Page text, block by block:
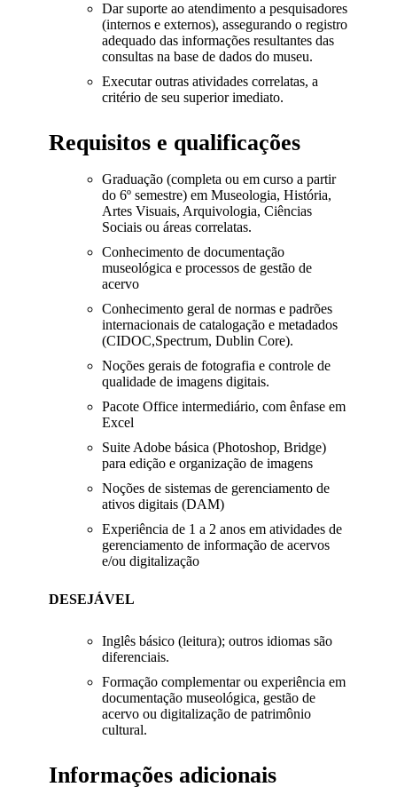
Dar suporte ao atendimento a pesquisadores
(internos e externos), assegurando o registro
adequado das informações resultantes das
consultas na base de dados do museu.
Executar outras atividades correlatas, a
critério de seu superior imediato.
Requisitos e qualificações
Graduação (completa ou em curso a partir
do 6º semestre) em Museologia, História,
Artes Visuais, Arquivologia, Ciências
Sociais ou áreas correlatas.
Conhecimento de documentação
museológica e processos de gestão de
acervo
Conhecimento geral de normas e padrões
internacionais de catalogação e metadados
(CIDOC,Spectrum, Dublin Core).
Noções gerais de fotografia e controle de
qualidade de imagens digitais.
Pacote Office intermediário, com ênfase em
Excel
Suite Adobe básica (Photoshop, Bridge)
para edição e organização de imagens
Noções de sistemas de gerenciamento de
ativos digitais (DAM)
Experiência de 1 a 2 anos em atividades de
gerenciamento de informação de acervos
e/ou digitalização
DESEJÁVEL
Inglês básico (leitura); outros idiomas são
diferenciais.
Formação complementar ou experiência em
documentação museológica, gestão de
acervo ou digitalização de patrimônio
cultural.
Informações adicionais